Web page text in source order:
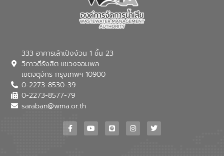
333 อาคารเล้าเป้งง้วน 1 ชั้น 23
วิภาวดีรังสิต แขวงจอมพล
เขตจตุจักร กรุงเทพฯ 10900
0-2273-8530-39
0-2273-8577-79
saraban@wma.or.th